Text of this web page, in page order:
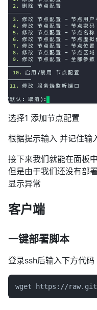
选择1 添加节点配置
根据提示输入 并记住输
接下来我们就能在面板
但是由于我们还没有部
显示异常
客户端
一键部署脚本
登录ssh后输入下方代码
wget https://